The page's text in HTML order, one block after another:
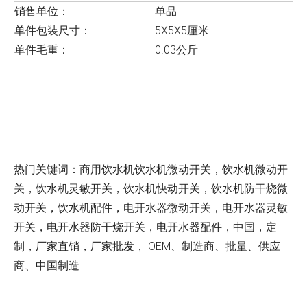
销售单位：
单品
单件包装尺寸：
5X5X5厘米
单件毛重：
0.03公斤
热门关键词：商用饮水机饮水机微动开关，饮水机微动开
关，饮水机灵敏开关，饮水机快动开关，饮水机防干烧微
动开关，饮水机配件，电开水器微动开关，电开水器灵敏
开关，电开水器防干烧开关，电开水器配件，中国，定
制，厂家直销，厂家批发， OEM、制造商、批量、供应
商、中国制造